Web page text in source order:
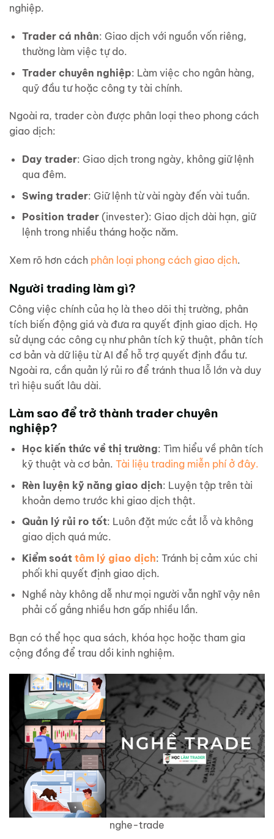
nghiệp.
Trader cá nhân: Giao dịch với nguồn vốn riêng,
thường làm việc tự do.
Trader chuyên nghiệp: Làm việc cho ngân hàng,
quỹ đầu tư hoặc công ty tài chính.
Ngoài ra, trader còn được phân loại theo phong cách
giao dịch:
Day trader: Giao dịch trong ngày, không giữ lệnh
qua đêm.
Swing trader: Giữ lệnh từ vài ngày đến vài tuần.
Position trader(invester): Giao dịch dài hạn, giữ
lệnh trong nhiều tháng hoặc năm.
Xem rõ hơn cách phân loại phong cách giao dịch.
Người trading làm gì?
Công việc chính của họ là theo dõi thị trường, phân
tích biến động giá và đưa ra quyết định giao dịch. Họ
sử dụng các công cụ như phân tích kỹ thuật, phân tích
cơ bản và dữ liệu từ AI để hỗ trợ quyết định đầu tư.
Ngoài ra, cần quản lý rủi ro để tránh thua lỗ lớn và duy
trì hiệu suất lâu dài.
Làm sao để trở thành trader chuyên
nghiệp?
Học kiến thức về thị trường: Tìm hiểu về phân tích
kỹ thuật và cơ bản. Tài liệu trading miễn phí ở đây.
Rèn luyện kỹ năng giao dịch: Luyện tập trên tài
khoản demo trước khi giao dịch thật.
Quản lý rủi ro tốt: Luôn đặt mức cắt lỗ và không
giao dịch quá mức.
Kiểm soát tâm lý giao dịch: Tránh bị cảm xúc chi
phối khi quyết định giao dịch.
Nghề này không dễ như mọi người vẫn nghĩ vậy nên
phải cố gắng nhiều hơn gấp nhiều lần.
Bạn có thể học qua sách, khóa học hoặc tham gia
cộng đồng để trau dồi kinh nghiệm.
nghe-trade